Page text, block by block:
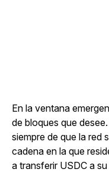
En la ventana
de bloques que
siempre de que la red
cadena en la que
a transferir USDC a